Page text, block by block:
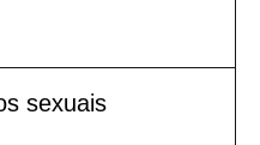
sexuais